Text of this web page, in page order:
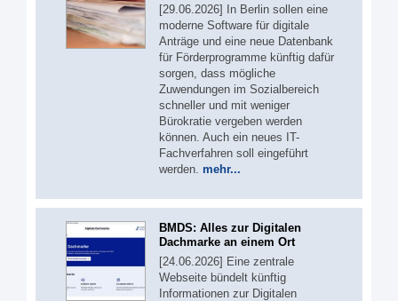
[29.06.2026] In Berlin sollen eine
moderne Software für digitale
Anträge und eine neue Datenbank
für Förderprogramme künftig dafür
sorgen, dass mögliche
Zuwendungen im Sozialbereich
schneller und mit weniger
Bürokratie vergeben werden
können. Auch ein neues IT-
Fachverfahren soll eingeführt
werden. mehr...
BMDS: Alles zur Digitalen
Dachmarke an einem Ort
[24.06.2026] Eine zentrale
Webseite bündelt künftig
Informationen zur Digitalen